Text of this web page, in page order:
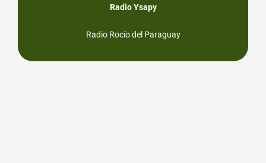
Radio Ysapy
Radio Rocío del Paraguay